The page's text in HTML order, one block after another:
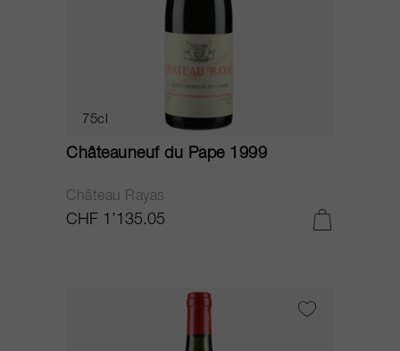
75cl
Châteauneuf du Pape 1999
Château Rayas
CHF 1’135.05